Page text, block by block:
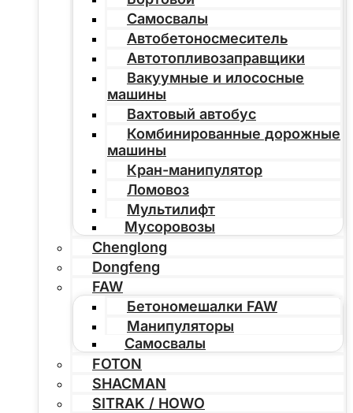
Самосвалы
Автобетоносмеситель
Автотопливозаправщики
Вакуумные и илососные
машины
Вахтовый автобус
Комбинированные дорожные
машины
Кран-манипулятор
Ломовоз
Мультилифт
Мусоровозы
Chenglong
Dongfeng
FAW
Бетономешалки FAW
Манипуляторы
Самосвалы
FOTON
SHACMAN
SITRAK / HOWO